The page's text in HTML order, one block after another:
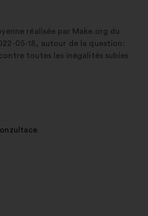
réalisée par Make.org du
05-18, autour de la question:
toutes les inégalités subies